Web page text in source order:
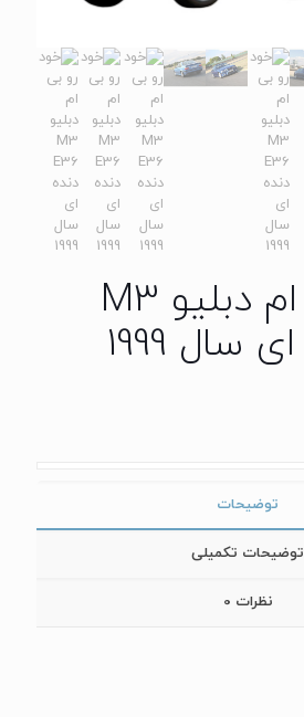
خودرو بی ام دبلیو M3
توضیحات
توضیحات تکمیلی
نظرات 0